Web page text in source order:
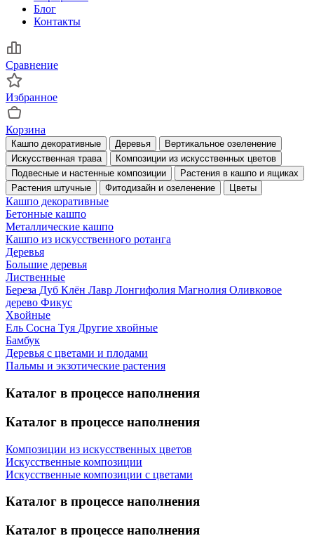
Блог
Контакты
Сравнение
Избранное
Корзина
Кашпо декоративные Деревья
Вертикальное озеленение
Искусственная трава
Композиции из искусственных цветов
Подвесные и настенные композиции
Растения в кашпо и ящиках
Растения штучные
Фитодизайн и озеленение Цветы
Кашпо декоративные
Бетонные кашпо
Металлические кашпо
Кашпо из искусственного ротанга
Деревья
Большие деревья
Лиственные
Береза Дуб Клён Лавр Лонгифолия Магнолия Оливковое
дерево Фикус
Хвойные
Ель Сосна Туя Другие хвойные
Бамбук
Деревья с цветами и плодами
Пальмы и экзотические растения
Каталог в процессе наполнения
Каталог в процессе наполнения
Композиции из искусственных цветов
Искусственные композиции
Искусственные композиции с цветами
Каталог в процессе наполнения
Каталог в процессе наполнения